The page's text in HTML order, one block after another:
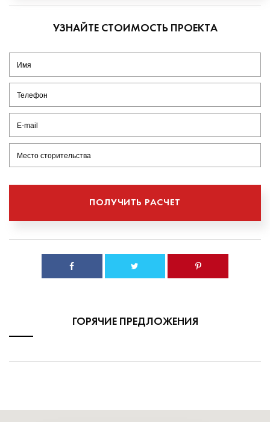
УЗНАЙТЕ СТОИМОСТЬ ПРОЕКТА
ГОРЯЧИЕ ПРЕДЛОЖЕНИЯ